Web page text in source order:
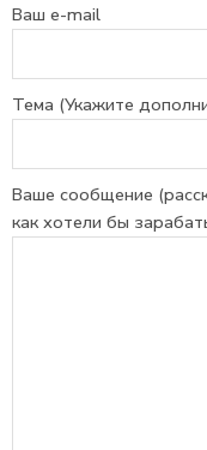
Ваш e-mail
Тема (Укажите
Ваше сообщение
как хотели бы